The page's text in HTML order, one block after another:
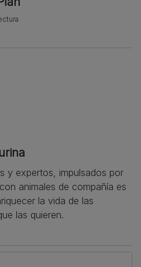
y expertos, impulsados por
animales de compañía es
la vida de las
las quieren.